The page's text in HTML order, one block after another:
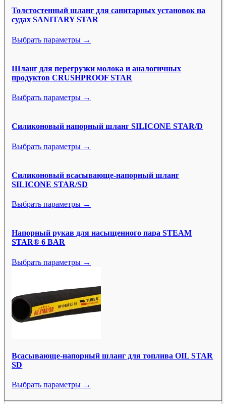
Толстостенный шланг для санитарных установок на
судах SANITARY STAR
Выбрать параметры →
Шланг для перегрузки молока и аналогичных
продуктов CRUSHPROOF STAR
Выбрать параметры →
Силиконовый напорный шланг SILICONE STAR/D
Выбрать параметры →
Силиконовый всасывающе-напорный шланг
SILICONE STAR/SD
Выбрать параметры →
Напорный рукав для насыщенного пара STEAM
STAR® 6 BAR
Выбрать параметры →
Всасывающе-напорный шланг для топлива OIL STAR
SD
Выбрать параметры →